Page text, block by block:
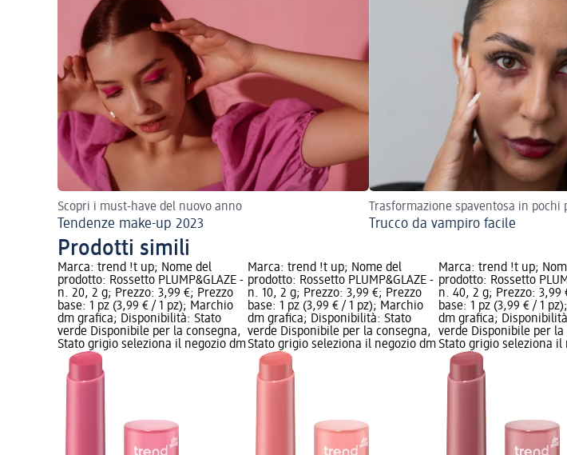
Scopri i must-have del nuovo anno
Tendenze make-up 2023
Trasformazione spaventosa in pochi
Trucco da vampiro facile
Prodotti simili
Marca: trend !t up; Nome del
prodotto: Rossetto PLUMP&GLAZE -
n. 20, 2 g; Prezzo: 3,99 €; Prezzo
base: 1 pz (3,99 € / 1 pz); Marchio
dm grafica; Disponibilità: Stato
verde Disponibile per la consegna,
Stato grigio seleziona il negozio dm
Marca: trend !t up; Nome del
prodotto: Rossetto PLUMP&GLAZE -
n. 10, 2 g; Prezzo: 3,99 €; Prezzo
base: 1 pz (3,99 € / 1 pz); Marchio
dm grafica; Disponibilità: Stato
verde Disponibile per la consegna,
Stato grigio seleziona il negozio dm
Marca: trend !t up;
prodotto: Rossetto
n. 40, 2 g; Prezzo: 3,99
base: 1 pz (3,99 € / 1
dm grafica;
verde Disponibile per la
Stato grigio seleziona il